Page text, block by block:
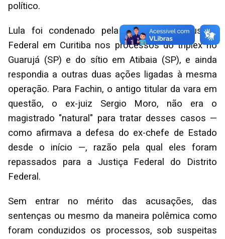
político.
Lula foi condenado pela 13ª Vara da Justiça
Federal em Curitiba nos processos do triplex no
Guarujá (SP) e do sítio em Atibaia (SP), e ainda
respondia a outras duas ações ligadas à mesma
operação. Para Fachin, o antigo titular da vara em
questão, o ex-juiz Sergio Moro, não era o
magistrado "natural" para tratar desses casos —
como afirmava a defesa do ex-chefe de Estado
desde o início —, razão pela qual eles foram
repassados para a Justiça Federal do Distrito
Federal.
Sem entrar no mérito das acusações, das
sentenças ou mesmo da maneira polêmica como
foram conduzidos os processos, sob suspeitas